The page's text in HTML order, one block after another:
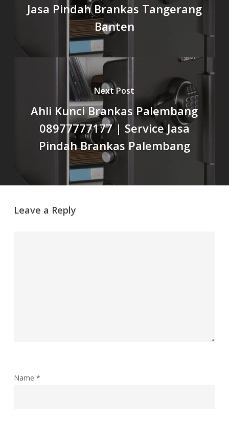
Jasa Pindah Brankas Tangerang
Banten
Next Post
Ahli Kunci Brankas Palembang
08977777177 | Service Jasa
Pindah Brankas Palembang
Leave a Reply
Name *